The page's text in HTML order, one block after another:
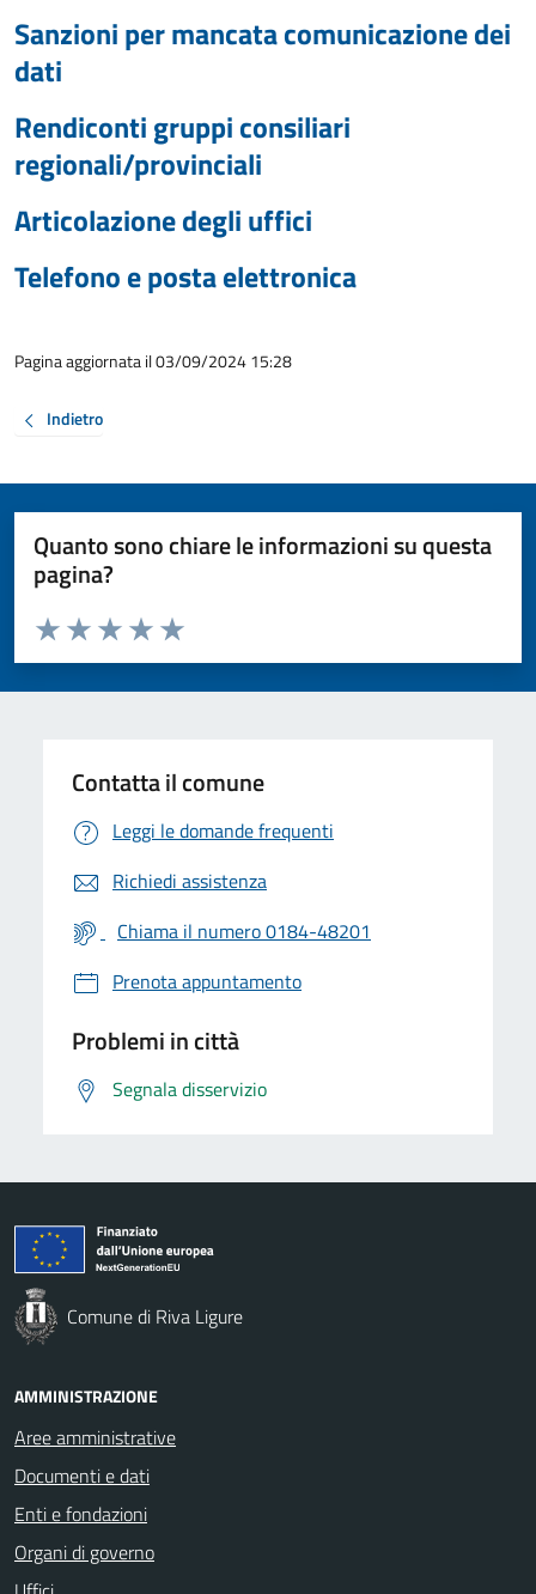
Sanzioni per mancata comunicazione dei
dati
Rendiconti gruppi consiliari
regionali/provinciali
Articolazione degli uffici
Telefono e posta elettronica
Pagina aggiornata il 03/09/2024 15:28
Indietro
Quanto sono chiare le informazioni su questa
pagina?
Valuta da 1 a 5 stelle la pagina
Valuta 5 stelle su 5
Valuta 4 stelle su 5
Valuta 3 stelle su 5
Valuta 2 stelle su 5
Valuta 1 stelle su 5
Contatta il comune
Leggi le domande frequenti
Richiedi assistenza
Chiama il numero 0184-48201
Prenota appuntamento
Problemi in città
Segnala disservizio
Comune di Riva Ligure
AMMINISTRAZIONE
Aree amministrative
Documenti e dati
Enti e fondazioni
Organi di governo